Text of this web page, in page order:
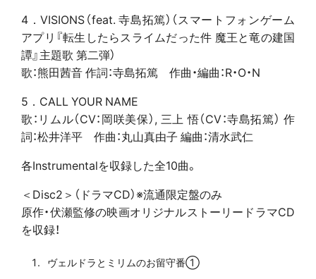
4．VISIONS（feat. 寺島拓篤）（スマートフォンゲーム
アプリ『転生したらスライムだった件 魔王と竜の建国
譚』主題歌 第二弾）
歌：熊田茜音 作詞：寺島拓篤 作曲・編曲：R・O・N
5．CALL YOUR NAME
歌：リムル（CV：岡咲美保）, 三上 悟（CV：寺島拓篤） 作
詞：松井洋平 作曲：丸山真由子 編曲：清水武仁
各Instrumentalを収録した全10曲。
＜Disc2＞（ドラマCD）※流通限定盤のみ
原作・伏瀬監修の映画オリジナルストーリードラマCD
を収録！
ヴェルドラとミリムのお留守番①